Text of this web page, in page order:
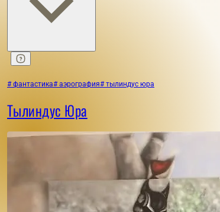
# фантастика# аэрография# тылиндус юра
Тылиндус Юра